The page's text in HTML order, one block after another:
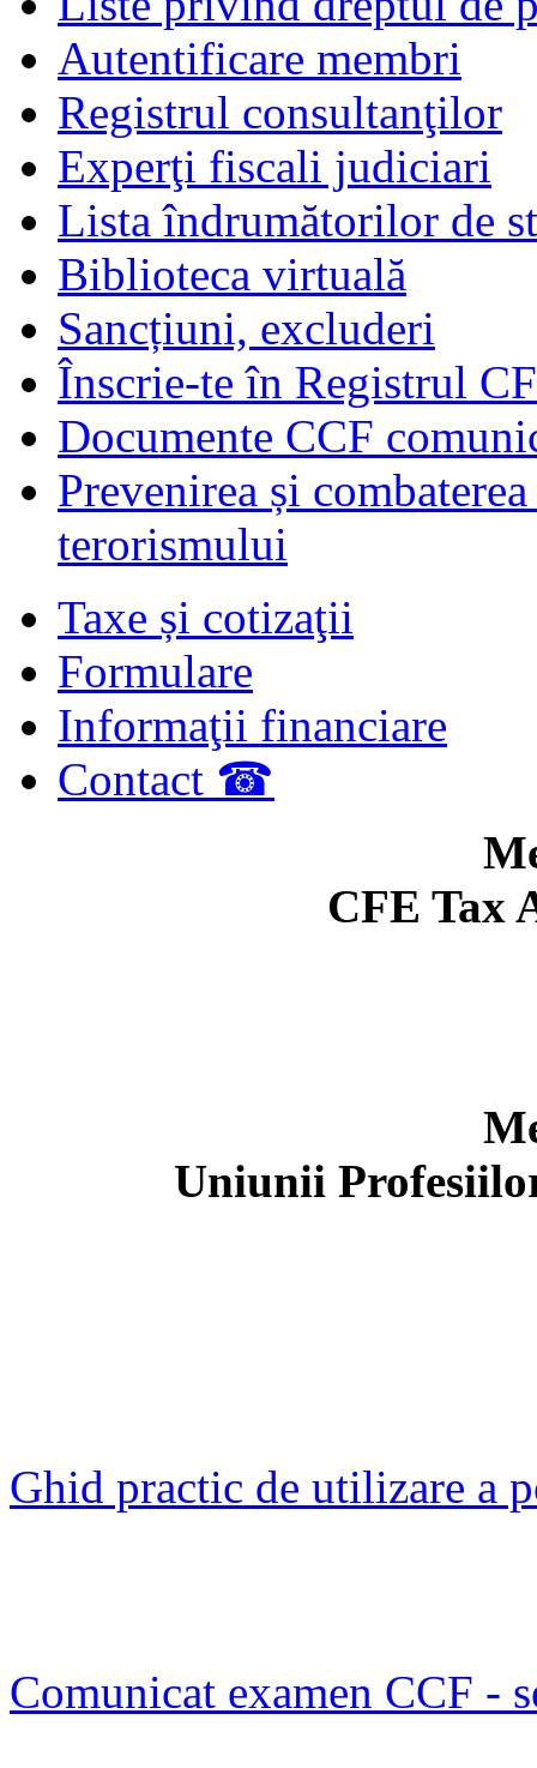
Autentificare membri
Registrul consultanţilor
Experţi fiscali judiciari
Lista îndrumătorilor de
Biblioteca virtuală
Sancțiuni, excluderi
Înscrie-te în Registrul
Documente CCF
Prevenirea și
terorismului
Taxe și cotizaţii
Formulare
Informaţii financiare
Contact ☎
CFE Tax
Uniunii
Ghid practic de utilizare a
Comunicat examen CCF -